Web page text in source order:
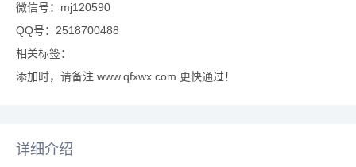
微信号：mj120590
QQ号：2518700488
相关标签：
添加时，请备注 www.qfxwx.com 更快通过！
详细介绍